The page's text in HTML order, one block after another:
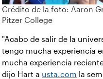
Crédito de la foto: Aaron
Pitzer College
"Acabo de salir de la
tengo mucha experiencia
mucha experiencia
dijo Hart a usta.com la